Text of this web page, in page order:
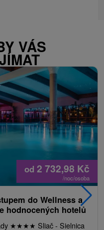
VÁS
od 2 732,98 Kč
/noc/osoba
do Wellness a
hodnocených hotelů
★★★★ Sliač - Sielnica